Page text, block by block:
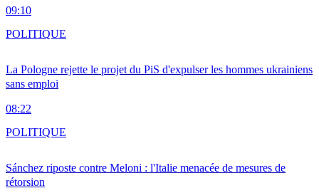
09:10
La Pologne rejette le projet du PiS d'expulser les hommes ukrainiens
sans emploi
08:22
POLITIQUE
Sánchez riposte contre Meloni : l'Italie menacée de mesures de
rétorsion
POLITIQUE